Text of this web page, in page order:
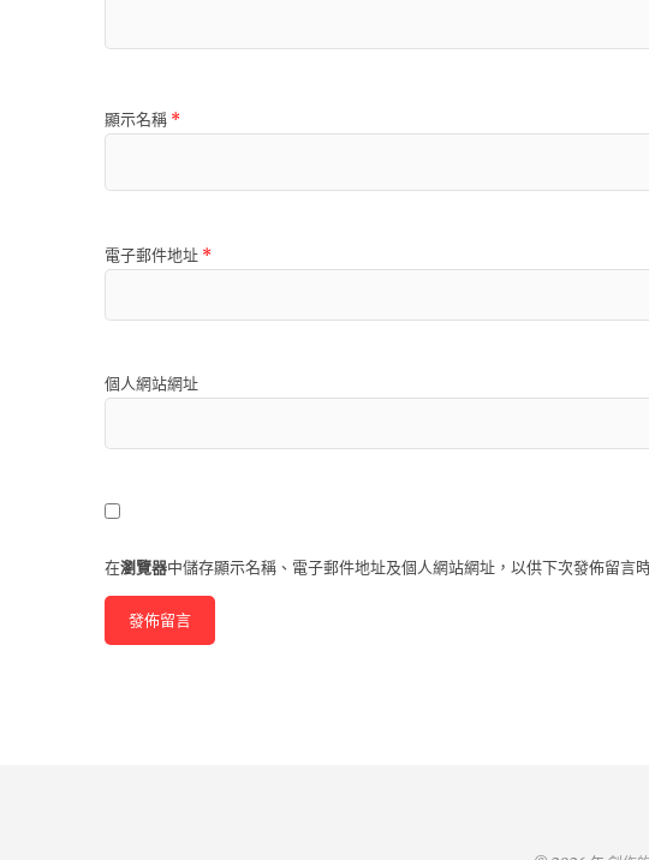
顯示名稱 *
電子郵件地址 *
個人網站網址
在瀏覽器中儲存顯示名稱、電子郵件地址及個人網站網址，以供下次發佈留言